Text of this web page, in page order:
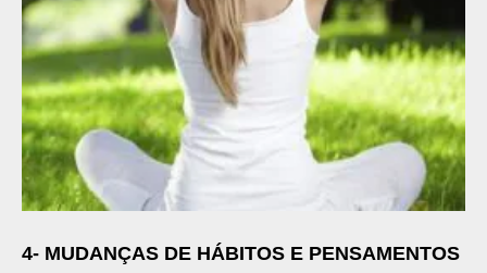
4- MUDANÇAS DE HÁBITOS E PENSAMENTOS